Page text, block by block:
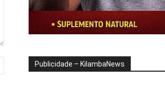
Publicidade – KilambaNews